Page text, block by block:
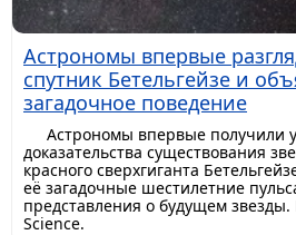
Астрономы впервые
спутник Бетельгейзе и
загадочное поведение
Астрономы впервые получили
доказательства существования
красного сверхгиганта
её загадочные шестилетние
представления о будущем
Science.